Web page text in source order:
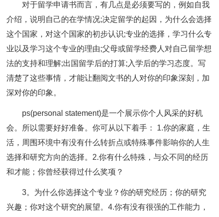
对于留学申请书而言，有几点是必须要写的，例如自我
介绍，说明自己的在学情况;决定留学的起因，为什么会选择
这个国家，对这个国家的初步认识;专业的选择，学习什么专
业以及学习这个专业的理由;父母或留学经费人对自己留学想
法的支持和理解;出国留学后的打算;入学后的学习态度。写
清楚了这些事情，才能让翻阅文书的人对你的印象深刻，加
深对你的印象。
ps(personal statement)是一个展示你个人风采的好机
会。所以需要好好准备。你可从以下着手： 1.你的家庭，生
活，周围环境中有没有什么转折点或特殊事件影响你的人生
选择和研究方向的选择。2.你有什么特殊，与众不同的经历
和才能；你曾经获得过什么奖项？
3。为什么你选择这个专业？你的研究经历；你的研究
兴趣；你对这个研究的展望。4.你有没有很强的工作能力，